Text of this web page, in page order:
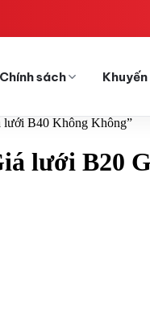
Chính sách
lưới B40 Không Không”
lưới B20